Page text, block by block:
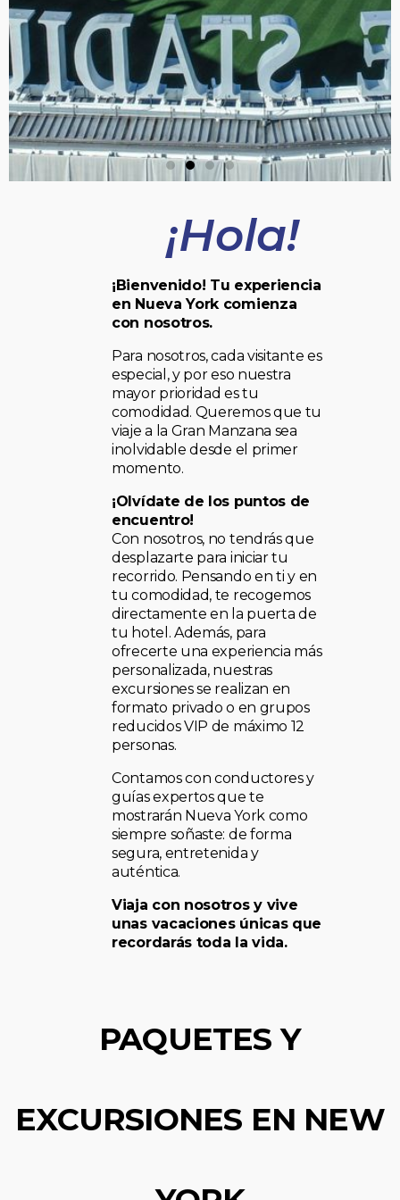
¡Hola!
¡Bienvenido! Tu experiencia
en Nueva York comienza
con nosotros.
Para nosotros, cada visitante es
especial, y por eso nuestra
mayor prioridad es tu
comodidad. Queremos que tu
viaje a la Gran Manzana sea
inolvidable desde el primer
momento.
¡Olvídate de los puntos de
encuentro!
Con nosotros, no tendrás que
desplazarte para iniciar tu
recorrido. Pensando en ti y en
tu comodidad, te recogemos
directamente en la puerta de
tu hotel. Además, para
ofrecerte una experiencia más
personalizada, nuestras
excursiones se realizan en
formato privado o en grupos
reducidos VIP de máximo 12
personas.
Contamos con conductores y
guías expertos que te
mostrarán Nueva York como
siempre soñaste: de forma
segura, entretenida y
auténtica.
Viaja con nosotros y vive
unas vacaciones únicas que
recordarás toda la vida.
PAQUETES Y
EXCURSIONES EN NEW